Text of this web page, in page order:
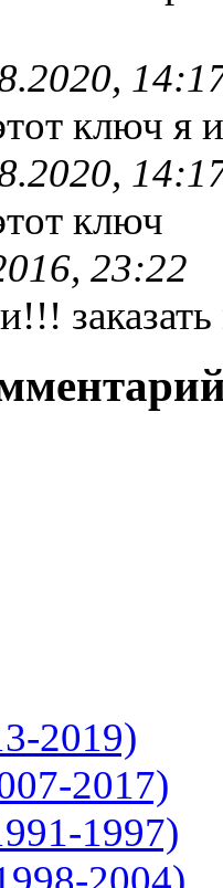
ключ я
ключ
23:22
2019)
2017)
1997)